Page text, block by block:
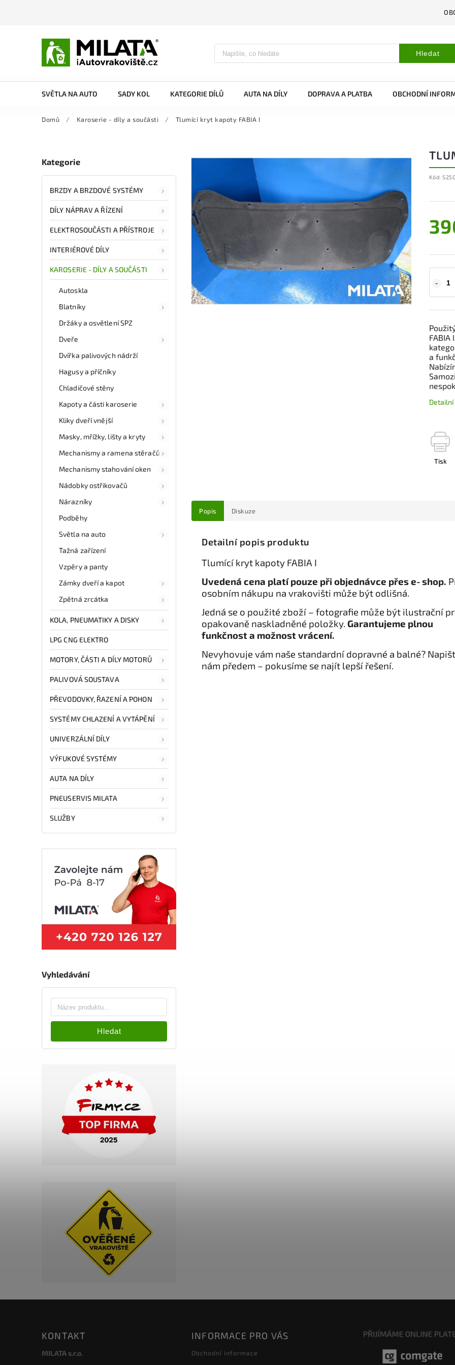
Hledat
SVĚTLA NA AUTO SADY KOL KATEGORIE DÍLŮ AUTA NA DÍLY DOPRAVA A PLATBA OBCHODNÍ
Domů / Karoserie - díly a součásti / Tlumící kryt kapoty FABIA I
Kategorie
BRZDY A BRZDOVÉ SYSTÉMY
DÍLY NÁPRAV A ŘÍZENÍ
ELEKTROSOUČÁSTI A PŘÍSTROJE
INTERIÉROVÉ DÍLY
KAROSERIE - DÍLY A SOUČÁSTI
Autoskla
Blatníky
Držáky a osvětlení SPZ
Dveře
Dvířka palivových nádrží
Hagusy a příčníky
Chladičové stěny
Kapoty a části karoserie
Kliky dveří vnější
Masky, mřížky, lišty a kryty
Mechanismy a ramena stěračů
Mechanismy stahování oken
Nádobky ostřikovačů
Nárazníky
Podběhy
Světla na auto
Tažná zařízení
Vzpěry a panty
Zámky dveří a kapot
Zpětná zrcátka
KOLA, PNEUMATIKY A DISKY
LPG CNG ELEKTRO
MOTORY, ČÁSTI A DÍLY MOTORŮ
PALIVOVÁ SOUSTAVA
PŘEVODOVKY, ŘAZENÍ A POHON
SYSTÉMY CHLAZENÍ A VYTÁPĚNÍ
UNIVERZÁLNÍ DÍLY
VÝFUKOVÉ SYSTÉMY
AUTA NA DÍLY
PNEUSERVIS MILATA
SLUŽBY
Vyhledávání
Hledat
Kód:
FABIA
a
Tisk
Popis Diskuze
Detailní popis produktu
Tlumící kryt kapoty FABIA I
Uvedená cena platí pouze při objednávce přes e‑shop.
osobním nákupu na vrakovišti může být odlišná.
Jedná se o použité zboží – fotografie může být ilustrační
opakovaně naskladněné položky. Garantujeme plnou
funkčnost a možnost vrácení.
Nevyhovuje vám naše standardní dopravné a balné?
nám předem – pokusíme se najít lepší řešení.
KONTAKT
MILATA s.r.o.
INFORMACE PRO VÁS
Obchodní informace